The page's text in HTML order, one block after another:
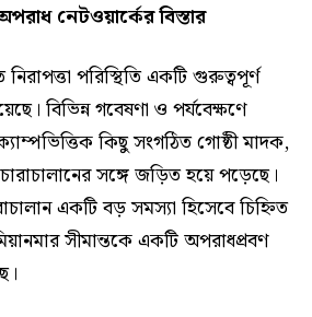
নেটওয়ার্কের বিস্তার
পরিস্থিতি একটি গুরুত্বপূর্ণ
বিভিন্ন গবেষণা ও পর্যবেক্ষণে
কিছু সংগঠিত গোষ্ঠী মাদক,
সঙ্গে জড়িত হয়ে পড়েছে।
একটি বড় সমস্যা হিসেবে চিহ্নিত
সীমান্তকে একটি অপরাধপ্রবণ